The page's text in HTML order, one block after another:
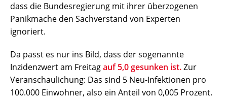
dass die Bundesregierung mit ihrer überzogenen
Panikmache den Sachverstand von Experten
ignoriert.
Da passt es nur ins Bild, dass der sogenannte
Inzidenzwert am Freitagauf 5,0 gesunken ist.Zur
Veranschaulichung: Das sind 5 Neu-Infektionen pro
100.000 Einwohner, also ein Anteil von 0,005 Prozent.